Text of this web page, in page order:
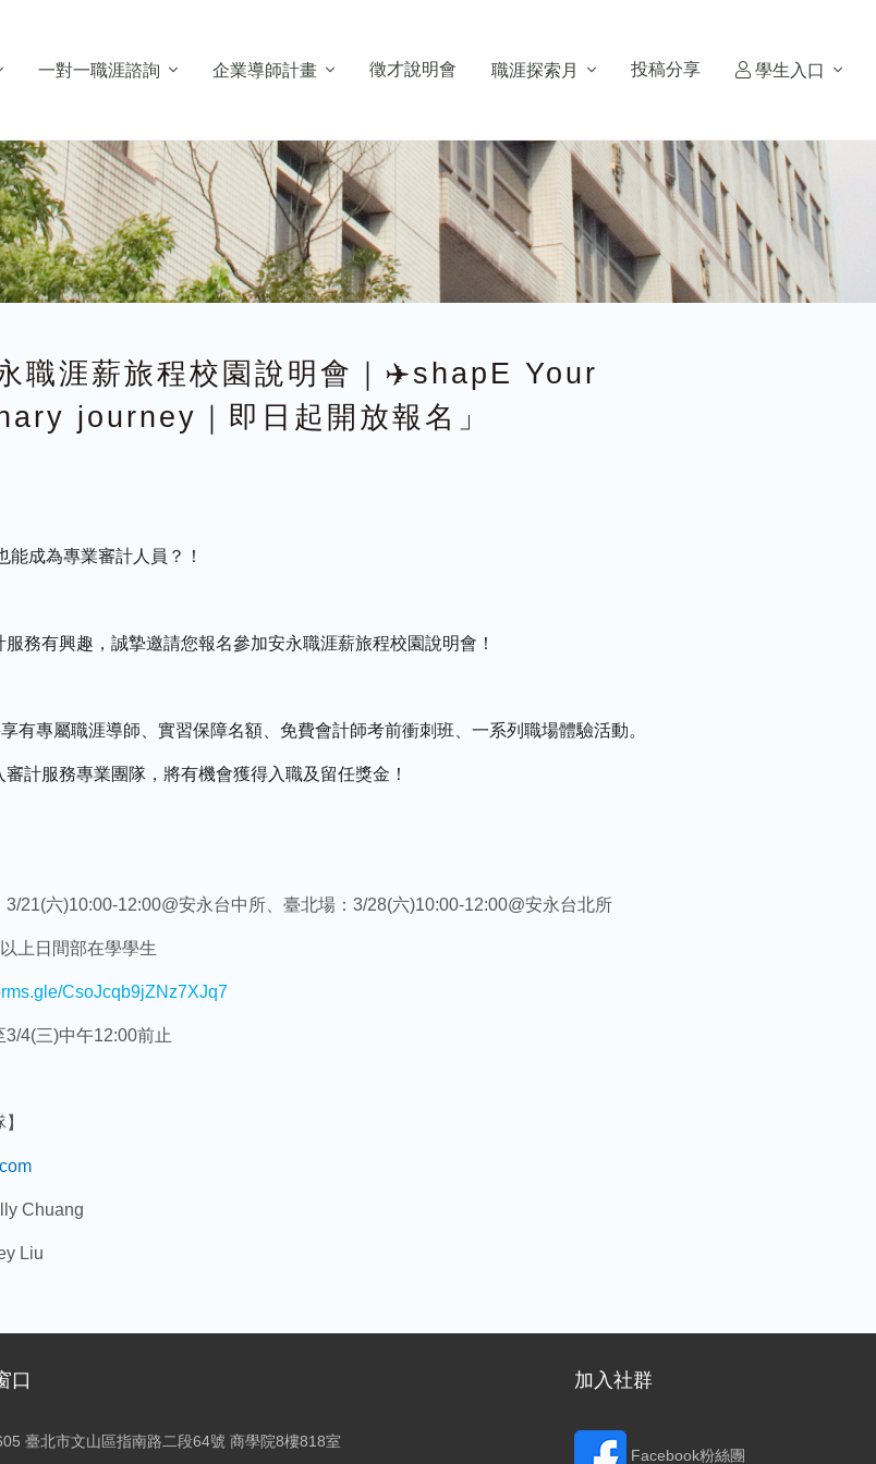
一對一職涯諮詢 企業導師計畫 徵才說明會 職涯探索月 投稿分享 學生入口
職涯薪旅程校園說明會｜✈️shapE Your
journey｜即日起開放報名」
能成為專業審計人員？！
服務有興趣，誠摯邀請您報名參加安永職涯薪旅程校園說明會！
有專屬職涯導師、實習保障名額、免費會計師考前衝刺班、一系列職場體驗活動。
計服務專業團隊，將有機會獲得入職及留任獎金！
21(六)10:00-12:00@安永台中所、臺北場：3/28(六)10:00-12:00@安永台北所
上日間部在學學生
CsoJcqb9jZNz7XJq7
4(三)中午12:00前止
Chuang
Liu
口
臺北市文山區指南路二段64號 商學院8樓818室
加入社群
Facebook粉絲團